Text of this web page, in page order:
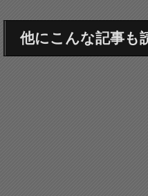
他にこんな記事も